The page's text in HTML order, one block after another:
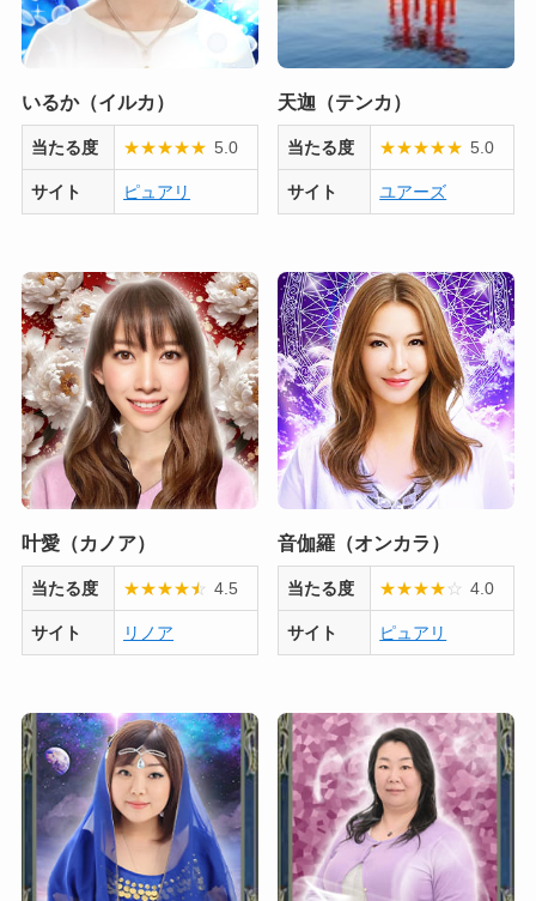
いるか（イルカ）
当たる度 ★★★★★ 5.0
サイト ピュアリ
天迦（テンカ）
当たる度 ★★★★★ 5.0
サイト ユアーズ
叶愛（カノア）
当たる度 ★★★★★
☆ 4.5
サイト リノア
音伽羅（オンカラ）
当たる度 ★★★★☆ 4.0
サイト ピュアリ